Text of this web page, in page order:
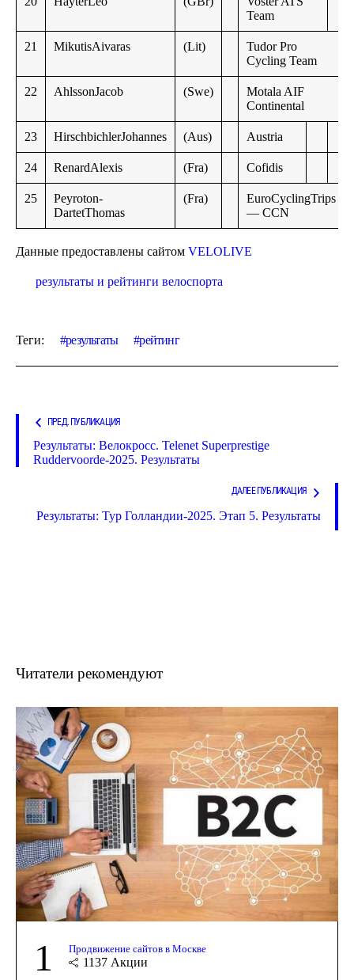
Team
21 MikutisAivaras (Lit)
Tudor Pro
Cycling Team
22 AhlssonJacob (Swe)
Motala AIF
Continental
23 HirschbichlerJohannes (Aus) Austria
24 RenardAlexis (Fra) Cofidis
25
Peyroton-
DartetThomas
(Fra)
EuroCyclingTrips
— CCN
Данные предоставлены сайтом VELOLIVE
результаты и рейтинги велоспорта
Теги: результаты рейтинг
ПРЕД. ПУБЛИКАЦИЯ
Результаты: Велокросс. Telenet Superprestige
Ruddervoorde-2025. Результаты
ДАЛЕЕ ПУБЛИКАЦИЯ
Результаты: Тур Голландии-2025. Этап 5. Результаты
Читатели рекомендуют
1 Продвижение сайтов в Москве
1137 Акции